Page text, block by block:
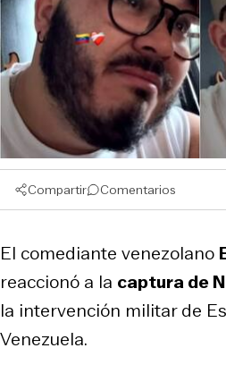
Compartir Comentarios
El comediante venezolano
reaccionó a la captura de
la intervención militar de
Venezuela.